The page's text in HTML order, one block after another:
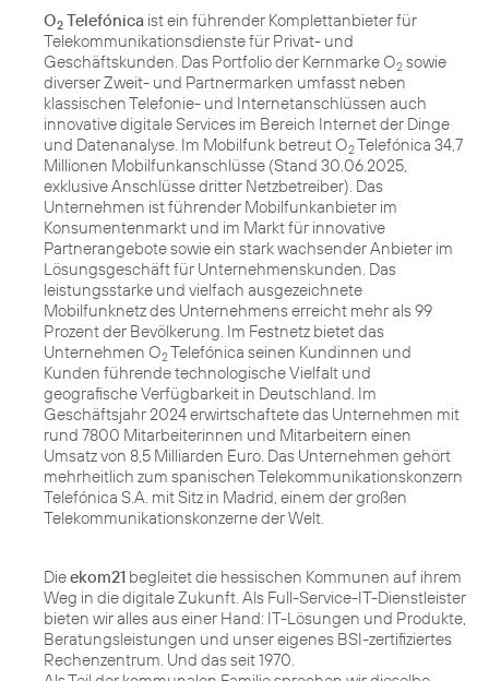
O2 Telefónica ist ein führender Komplettanbieter für
Telekommunikationsdienste für Privat- und
Geschäftskunden. Das Portfolio der Kernmarke O2 sowie
diverser Zweit- und Partnermarken umfasst neben
klassischen Telefonie- und Internetanschlüssen auch
innovative digitale Services im Bereich Internet der Dinge
und Datenanalyse. Im Mobilfunk betreut O2Telefónica 34,7
Millionen Mobilfunkanschlüsse (Stand 30.06.2025,
exklusive Anschlüsse dritter Netzbetreiber). Das
Unternehmen ist führender Mobilfunkanbieter im
Konsumentenmarkt und im Markt für innovative
Partnerangebote sowie ein stark wachsender Anbieter im
Lösungsgeschäft für Unternehmenskunden. Das
leistungsstarke und vielfach ausgezeichnete
Mobilfunknetz des Unternehmens erreicht mehr als 99
Prozent der Bevölkerung. Im Festnetz bietet das
Unternehmen O2Telefónica seinen Kundinnen und
Kunden führende technologische Vielfalt und
geografische Verfügbarkeit in Deutschland. Im
Geschäftsjahr 2024 erwirtschaftete das Unternehmen mit
rund 7800 Mitarbeiterinnen und Mitarbeitern einen
Umsatz von 8,5 Milliarden Euro. Das Unternehmen gehört
mehrheitlich zum spanischen Telekommunikationskonzern
Telefónica S.A. mit Sitz in Madrid, einem der großen
Telekommunikationskonzerne der Welt.
Dieekom21 begleitet die hessischen Kommunen auf ihrem
Weg in die digitale Zukunft. Als Full-Service-IT-Dienstleister
bieten wir alles aus einer Hand: IT-Lösungen und Produkte,
Beratungsleistungen und unser eigenes BSI-zertifiziertes
Rechenzentrum. Und das seit 1970.